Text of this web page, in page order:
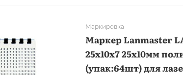
Маркировка
Маркер Lanmaster
25x10x7 25x10мм
(упак:64шт) для